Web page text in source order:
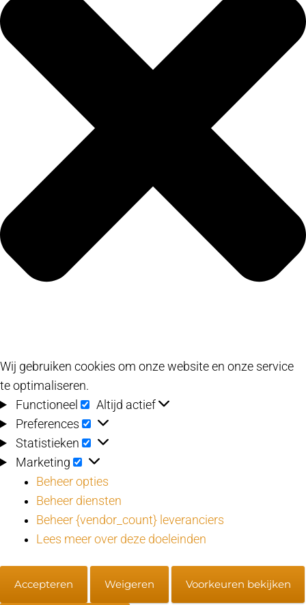
Wij gebruiken cookies om onze website en onze service
te optimaliseren.
Functioneel
Functioneel
Altijd actief
Preferences
Preferences
Statistieken Statistieken
Marketing Marketing
Beheer opties
Beheer diensten
Beheer {vendor_count} leveranciers
Lees meer over deze doeleinden
Accepteren Weigeren Voorkeuren bekijken